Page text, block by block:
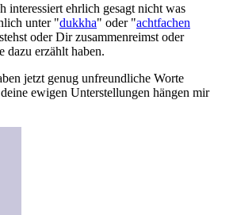
interessiert ehrlich gesagt nicht was
unter "dukkha" oder "achtfachen
oder Dir zusammenreimst oder
dazu erzählt haben.
jetzt genug unfreundliche Worte
ewigen Unterstellungen hängen mir